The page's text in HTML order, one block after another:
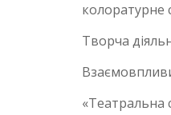
колоратурне
Творча
«Театральна